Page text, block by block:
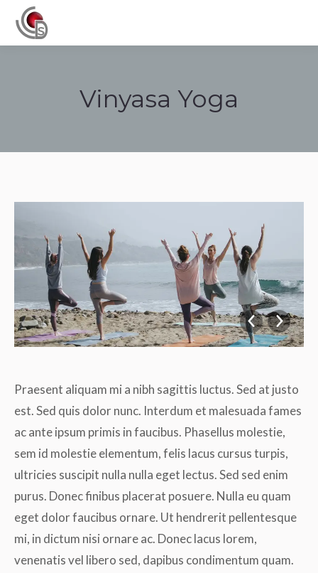
Vinyasa Yoga
Praesent aliquam mi a nibh sagittis luctus. Sed at justo
est. Sed quis dolor nunc. Interdum et malesuada fames
ac ante ipsum primis in faucibus. Phasellus molestie,
sem id molestie elementum, felis lacus cursus turpis,
ultricies suscipit nulla nulla eget lectus. Sed sed enim
purus. Donec finibus placerat posuere. Nulla eu quam
eget dolor faucibus ornare. Ut hendrerit pellentesque
mi, in dictum nisi ornare ac. Donec lacus lorem,
venenatis vel libero sed, dapibus condimentum quam.